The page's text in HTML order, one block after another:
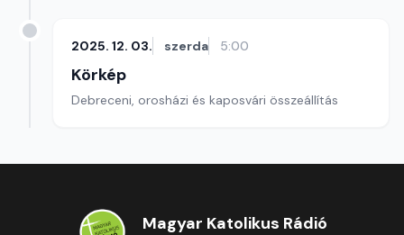
2025. 12. 03. szerda 5:00
Körkép
Debreceni, orosházi és kaposvári összeállítás
Magyar Katolikus Rádió